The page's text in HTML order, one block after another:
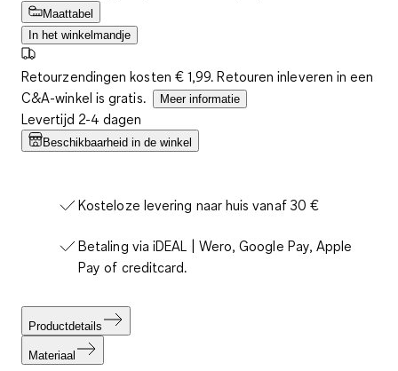
Maattabel
In het winkelmandje
Retourzendingen kosten € 1,99. Retouren inleveren in een
C&A-winkel is gratis.
Meer informatie
Levertijd 2-4 dagen
Beschikbaarheid in de winkel
Kosteloze levering naar huis vanaf 30 €
Betaling via iDEAL | Wero, Google Pay, Apple
Pay of creditcard.
Productdetails
Materiaal